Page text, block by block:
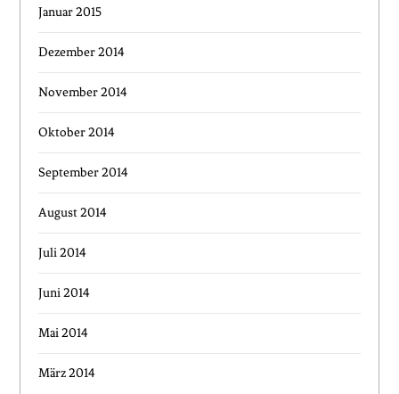
Januar 2015
Dezember 2014
November 2014
Oktober 2014
September 2014
August 2014
Juli 2014
Juni 2014
Mai 2014
März 2014